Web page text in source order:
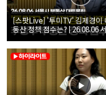
[스팟Live] '투미TV' 김제경이
동산 정책 점수는? | 26.08.06
대토론회